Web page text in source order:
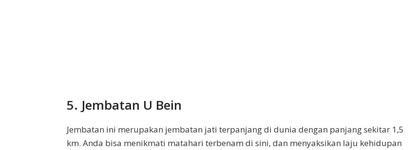
5. Jembatan U Bein
Jembatan ini merupakan jembatan jati terpanjang di dunia dengan panjang sekitar 1,5
km. Anda bisa menikmati matahari terbenam di sini, dan menyaksikan laju kehidupan